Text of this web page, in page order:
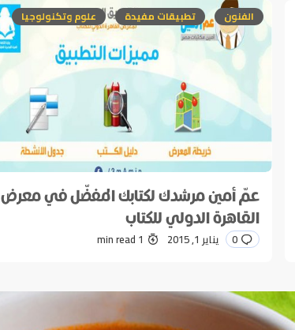
E-mail
*
الفنون تطبيقات مفيدة علوم وتكنولوجيا
عمّ أمين مرشدك لكتابك المفضّل في معرض
القاهرة الدولي للكتاب
0 يناير 1, 2015 1 min read